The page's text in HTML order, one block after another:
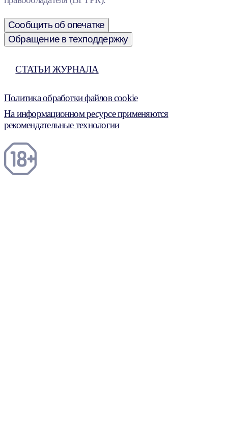
Сообщить об опечатке
Обращение в техподдержку
СТАТЬИ ЖУРНАЛА
Политика обработки файлов cookie
На информационном ресурсе применяются
рекомендательные технологии